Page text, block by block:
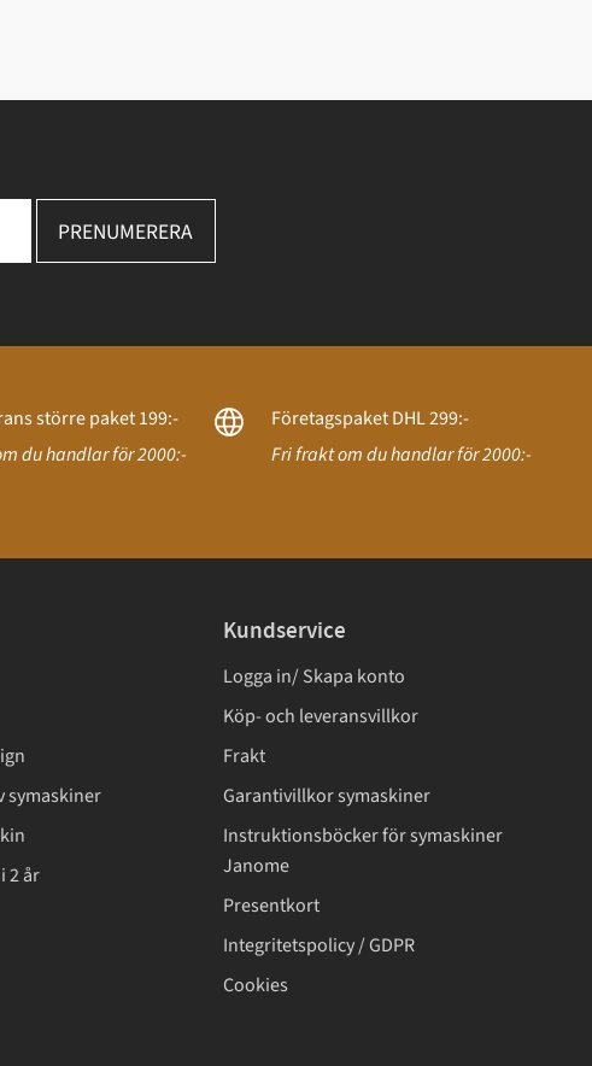
PRENUMERERA
större paket 199:-
du handlar för 2000:-
Företagspaket DHL 299:-
Fri frakt om du handlar för 2000:-
symaskiner
2 år
Kundservice
Logga in/ Skapa konto
Köp- och leveransvillkor
Frakt
Garantivillkor symaskiner
Instruktionsböcker för symaskiner
Janome
Presentkort
Integritetspolicy / GDPR
Cookies